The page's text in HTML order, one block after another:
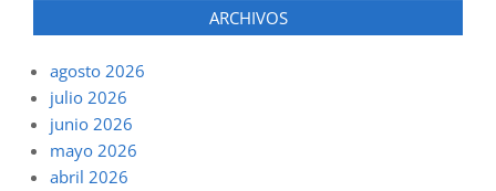
ARCHIVOS
agosto 2026
julio 2026
junio 2026
mayo 2026
abril 2026